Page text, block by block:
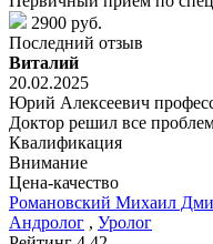
2900 руб.
Последний отзыв
Виталий
20.02.2025
Юрий Алексеевич
Доктор решил все
Квалификация
Внимание
Цена-качество
Романовский Михаил
Андролог , Уролог